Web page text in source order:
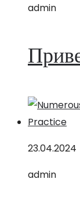
admin
23.04.2024
admin